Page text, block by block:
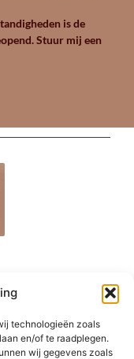
technologieën zoals
en/of te raadplegen.
wij gegevens zoals
is de
Stuur mij een